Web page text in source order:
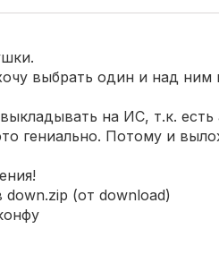
выбрать один и над
на ИС, т.к.
гениально. Потому и
(от download)